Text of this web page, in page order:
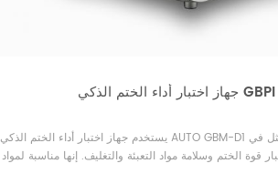
جهاز اختبار أداء الختم الذكي GBPI
يستخدم جهاز اختبار أداء الختم الذكي AUTO GBM-D1 مبدأ العمل المتمثل في
قوة الختم وسلامة مواد التعبئة والتغليف. إنها مناسبة لمواد